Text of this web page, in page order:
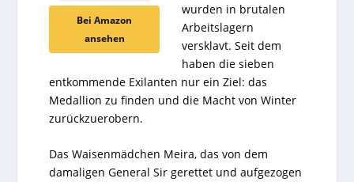
Bei Amazon
ansehen
wurden in brutalen
Arbeitslagern
versklavt. Seit dem
haben die sieben
entkommende Exilanten nur ein Ziel: das
Medallion zu finden und die Macht von Winter
zurückzuerobern.
Das Waisenmädchen Meira, das von dem
damaligen General Sir gerettet und aufgezogen